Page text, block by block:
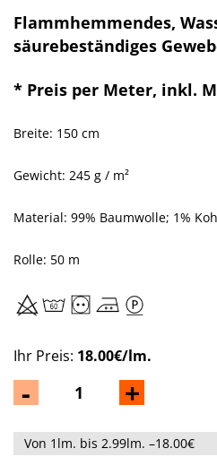
Flammhemmendes,
säurebeständiges
* Preis per Meter, inkl.
Breite: 150 cm
Gewicht: 245 g / m²
Material: 99% Baumwolle; 1%
Rolle: 50 m
- +
Ihr Preis: 18.00€/lm.
Von 1lm. bis 2.99lm. –18.00€